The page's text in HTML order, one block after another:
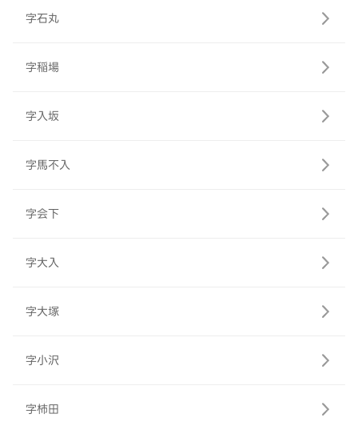
字石丸
字稲場
字入坂
字馬不入
字会下
字大入
字大塚
字小沢
字柿田